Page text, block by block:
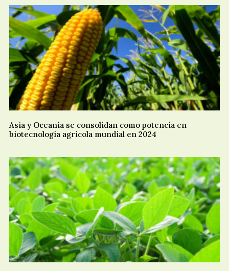
Asia y Oceanía se consolidan como potencia en
biotecnología agrícola mundial en 2024